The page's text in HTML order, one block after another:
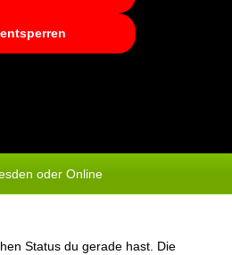
oder Online
Status du gerade hast. Die